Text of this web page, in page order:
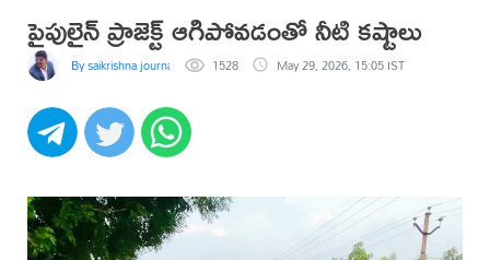
పైపులైన్ ప్రాజెక్ట్ ఆగిపోవడంతో నీటి కష్టాలు
By saikrishna journalist 1528 May 29, 2026, 15:05 IST